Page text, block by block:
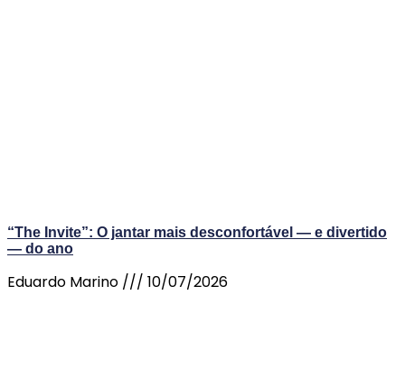
“The Invite”: O jantar mais desconfortável — e divertido
— do ano
Eduardo Marino 10/07/2026